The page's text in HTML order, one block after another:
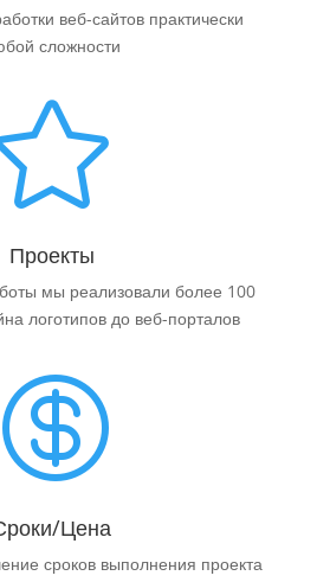
веб-сайтов практически
сложности
Проекты
мы реализовали более 100
логотипов до веб-порталов

Цена
сроков выполнения проекта